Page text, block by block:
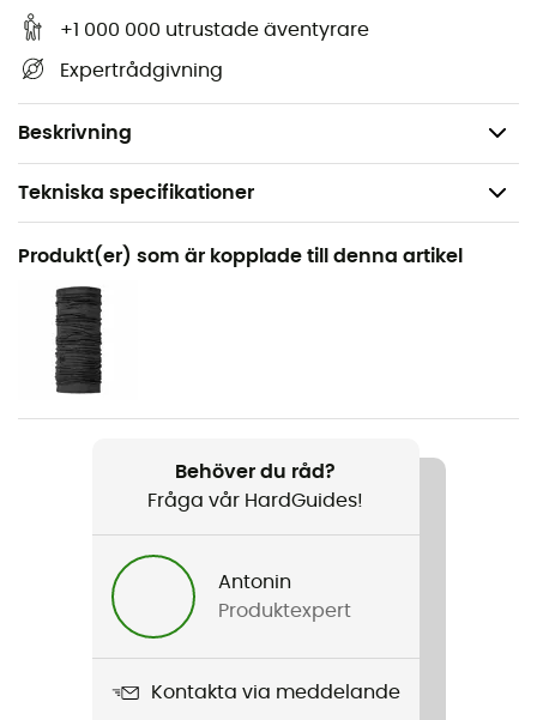
+1 000 000 utrustade äventyrare
Expertrådgivning
Beskrivning
Material: 100 % polyester
Omni-Shade™-teknologi
Tekniska specifikationer
Rekommenderad för
Vandring
Vikt
Klamath Range™ II Half Zip
Använd teknologi
Omni-Shade®
Produkt(er) som är kopplade till denna artikel
Behöver du råd?
Fråga vår HardGuides!
Antonin
Produktexpert
Kontakta via meddelande